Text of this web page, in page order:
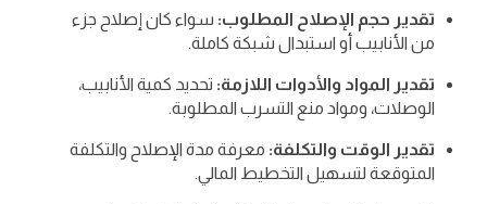
تقدير حجم الإصلاح المطلوب: سواء كان إصلاح جزء
من الأنابيب أو استبدال شبكة كاملة.
تقدير المواد والأدوات اللازمة: تحديد كمية الأنابيب،
الوصلات، ومواد منع التسرب المطلوبة.
تقدير الوقت والتكلفة: معرفة مدة الإصلاح والتكلفة
المتوقعة لتسهيل التخطيط المالي.